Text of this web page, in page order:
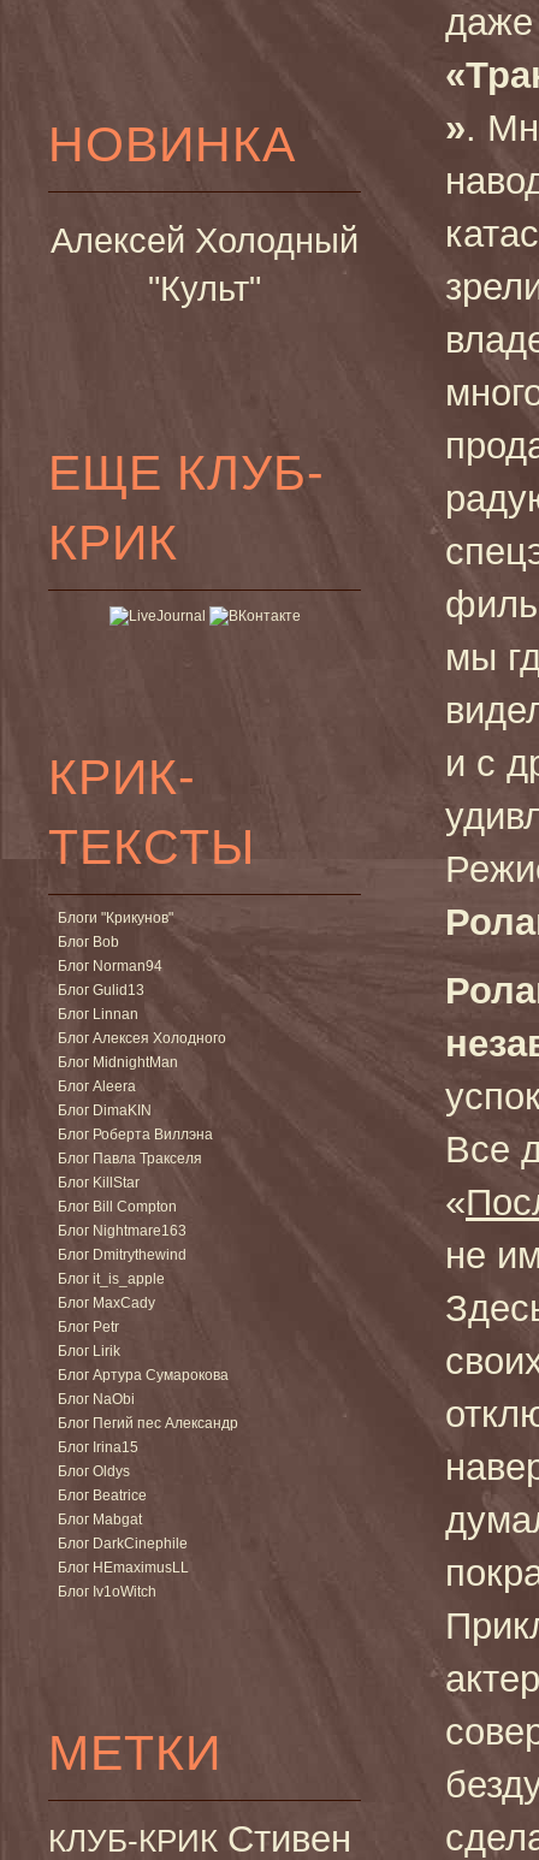
НОВИНКА
Алексей Холодный
"Культ"
ЕЩЕ КЛУБ-
КРИК
КРИК-
ТЕКСТЫ
Блоги "Крикунов"
Блог Bob
Блог Norman94
Блог Gulid13
Блог Linnan
Блог Алексея Холодного
Блог MidnightMan
Блог Aleera
Блог DimaKIN
Блог Роберта Виллэна
Блог Павла Тракселя
Блог KillStar
Блог Bill Compton
Блог Nightmare163
Блог Dmitrythewind
Блог it_is_apple
Блог MaxCady
Блог Petr
Блог Lirik
Блог Артура Сумарокова
Блог NaObi
Блог Пегий пес Александр
Блог Irina15
Блог Oldys
Блог Beatrice
Блог Mabgat
Блог DarkCinephile
Блог HEmaximusLL
Блог Iv1oWitch
МЕТКИ
КЛУБ-КРИК Стивен
».
мы
и с
Все
«
не